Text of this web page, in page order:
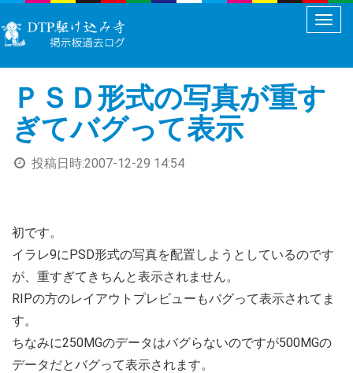
メ
ュ
ー
ＰＳＤ形式の写真が重す
ぎてバグって表示
投稿日時:2007-12-29 14:54
初です。
イラレ9にPSD形式の写真を配置しようとしているのです
が、重すぎてきちんと表示されません。
RIPの方のレイアウトプレビューもバグって表示されてま
す。
ちなみに250MGのデータはバグらないのですが500MGの
データだとバグって表示されます。